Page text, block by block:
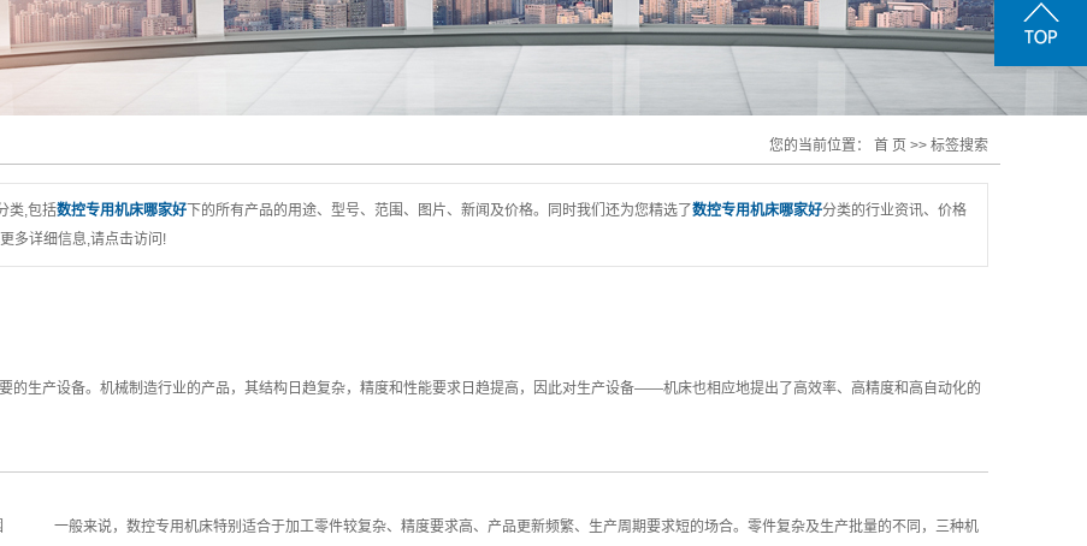
您的当前位置： 首 页 >> 标签搜索
类,包括数控专用机床哪家好 下的所有产品的用途、型号、范围、图片、新闻及价格。同时我们还为您精选了数控专用机床哪家好分类的行业资讯、价格
多详细信息,请点击访问!
的生产设备。机械制造行业的产品，其结构日趋复杂，精度和性能要求日趋提高，因此对生产设备——机床也相应地提出了高效率、高精度和高自动化的
般来说，数控专用机床特别适合于加工零件较复杂、精度要求高、产品更新频繁、生产周期要求短的场合。零件复杂及生产批量的不同，三种机